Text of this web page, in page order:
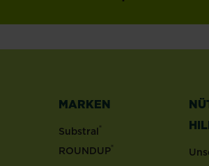
MARKEN
Substral®
ROUNDUP®